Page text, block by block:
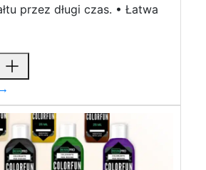
przez długi czas. • Łatwa